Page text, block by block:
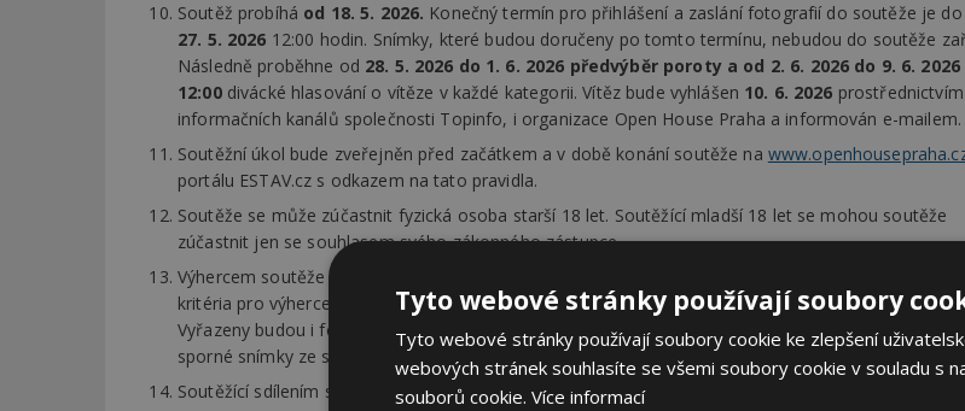
Soutěž probíhá od 18. 5. 2026. Konečný termín pro přihlášení a zaslání fotografií do soutěže je
27. 5. 2026 12:00 hodin. Snímky, které budou doručeny po tomto termínu, nebudou do soutěže
Následně proběhne od 28. 5. 2026 do 1. 6. 2026 předvýběr poroty a od 2. 6. 2026 do 9. 6. 2026
12:00divácké hlasování o vítěze v každé kategorii. Vítěz bude vyhlášen 10. 6. 2026 prostřednictvím
informačních kanálů společnosti Topinfo, i organizace Open House Praha a informován e-mailem.
Soutěžní úkol bude zveřejněn před začátkem a v době konání soutěže na
portálu ESTAV.cz s odkazem na tato pravidla.
Soutěže se může zúčastnit fyzická osoba starší 18 let. Soutěžící mladší 18 let se mohou soutěže
zúčastnit jen se souhlasem svého zákonného zástupce.
Výhercem soutěže může být pouze ten účastník, který řádně splní všechny podmínky této soutěže
kritéria pro výherce. Ze soutěže budou vyřazeni ti, kteří zašlou z jedné IP adresy více než tři
Vyřazeny budou i fotografie bez popisu a uvedení autora snímku. Pořadatelé si vyhrazují právo
sporné snímky ze soutěže.
Soutěžící sdílením soutěžního příspěvku souhlasí s tím, že pořadatelé mohou zveřejnit vybrané
Tyto webové stránky používají soubory
Tyto webové stránky používají soubory cookie ke zlepšení
webových stránek souhlasíte se všemi soubory cookie v souladu s
souborů cookie. Více informací